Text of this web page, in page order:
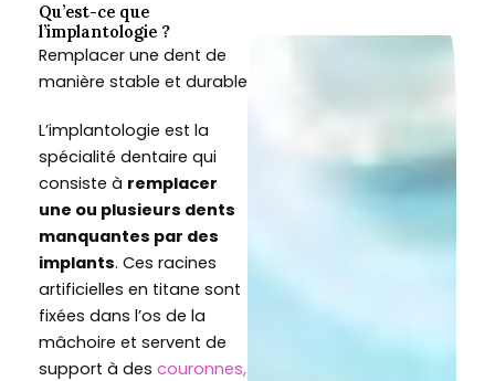
Qu’est-ce que
l’implantologie ?
Remplacer une dent de
manière stable et durable
L’implantologie est la
spécialité dentaire qui
consiste à remplacer
une ou plusieurs dents
manquantes par des
implants. Ces racines
artificielles en titane sont
fixées dans l’os de la
mâchoire et servent de
support à des couronnes,